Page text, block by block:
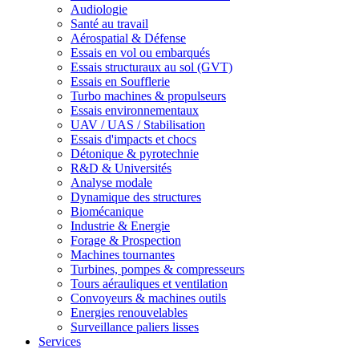
Audiologie
Santé au travail
Aérospatial & Défense
Essais en vol ou embarqués
Essais structuraux au sol (GVT)
Essais en Soufflerie
Turbo machines & propulseurs
Essais environnementaux
UAV / UAS / Stabilisation
Essais d'impacts et chocs
Détonique & pyrotechnie
R&D & Universités
Analyse modale
Dynamique des structures
Biomécanique
Industrie & Energie
Forage & Prospection
Machines tournantes
Turbines, pompes & compresseurs
Tours aérauliques et ventilation
Convoyeurs & machines outils
Energies renouvelables
Surveillance paliers lisses
Services